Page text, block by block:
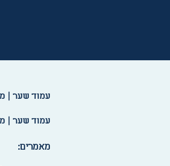
עמוד שער |
עמוד שער |
מאמרים: